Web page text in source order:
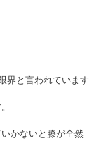
界と言われています
かないと膝が全然